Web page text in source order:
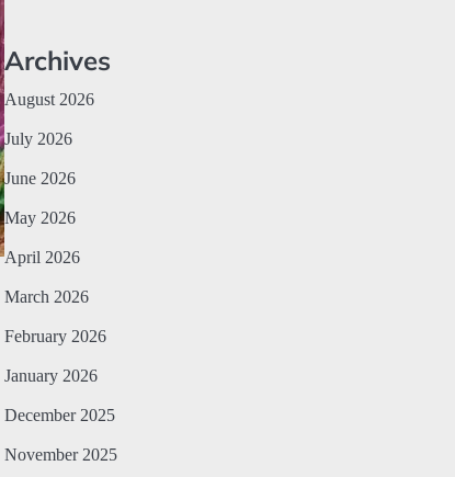
Archives
August 2026
July 2026
June 2026
May 2026
April 2026
March 2026
February 2026
January 2026
December 2025
November 2025